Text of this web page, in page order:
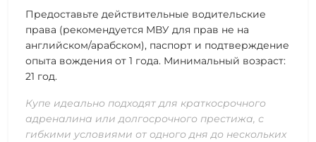
Предоставьте действительные водительские
права (рекомендуется МВУ для прав не на
английском/арабском), паспорт и подтверждение
опыта вождения от 1 года. Минимальный возраст:
21 год.
Купе идеально подходят для краткосрочного
адреналина или долгосрочного престижа, с
гибкими условиями от одного дня до нескольких